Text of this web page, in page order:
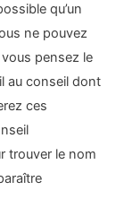
qu’un
ne pouvez
pensez le
au conseil dont
ces
trouver le nom